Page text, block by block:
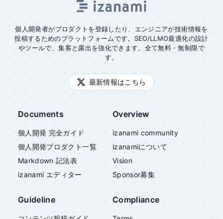
個人開発者がプロダクトを登録したり、エンジニアが技術情報を
投稿するためのプラットフォームです。SEO/LLMO最適化の設計
やツールで、集客と露出を強化できます。全て無料・無制限で
す。
最新情報はこちら
Documents
個人開発 完全ガイド
個人開発プロダクト一覧
Markdown 記法表
izanami エディター
Overview
izanami community
izanamiについて
Vision
Sponsor募集
Guideline Compliance